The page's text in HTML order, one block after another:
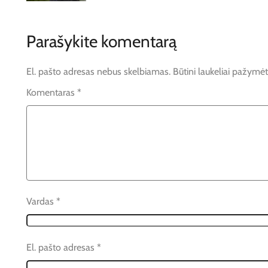
Parašykite komentarą
El. pašto adresas nebus skelbiamas. Būtini laukeliai
Komentaras *
Vardas *
El. pašto adresas *